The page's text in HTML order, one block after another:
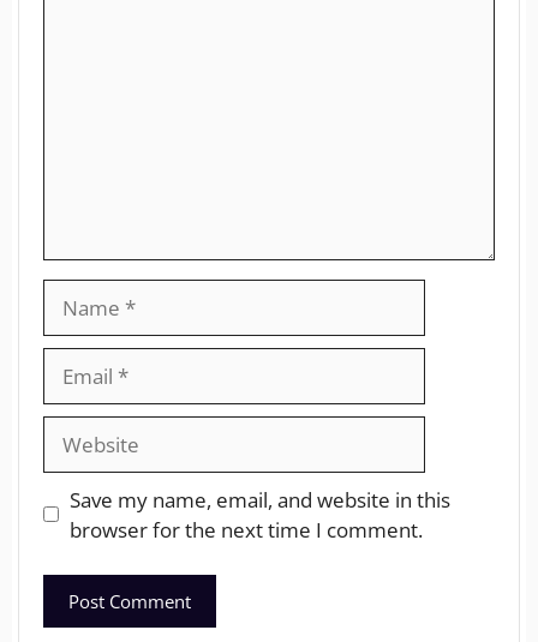
Save my name, email, and website in this
browser for the next time I comment.